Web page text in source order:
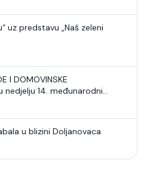
uz predstavu „Naš zeleni
I DOMOVINSKE
nedjelju 14. međunarodni
u blizini Doljanovaca